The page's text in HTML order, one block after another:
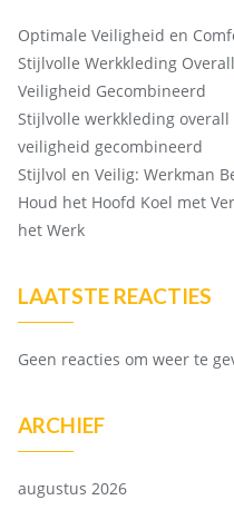
Optimale Veiligheid en
Stijlvolle Werkkleding
Veiligheid Gecombineerd
Stijlvolle werkkleding
veiligheid gecombineerd
Stijlvol en Veilig: Werkman
Houd het Hoofd Koel met
het Werk
LAATSTE REACTIES
Geen reacties om weer te
ARCHIEF
augustus 2026